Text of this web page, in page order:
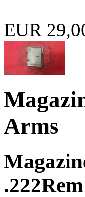
EUR
Arms
.222Rem